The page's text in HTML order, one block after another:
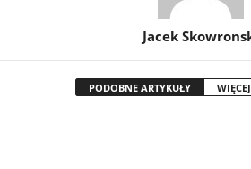
Jacek
PODOBNE ARTYKUŁY